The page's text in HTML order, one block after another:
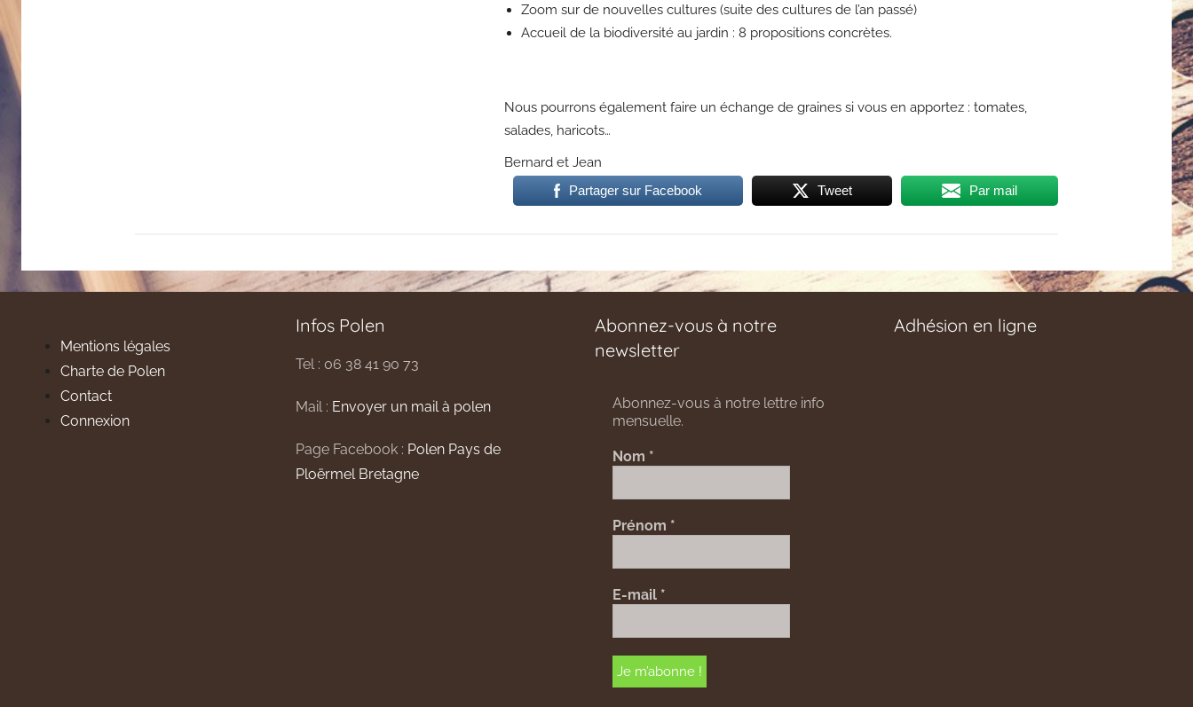
Zoom sur de nouvelles cultures (suite des cultures de l’an passé)
Accueil de la biodiversité au jardin : 8 propositions concrètes.
Nous pourrons également faire un échange de graines si vous en apportez : tomates,
salades, haricots…
Bernard et Jean
Partager sur Facebook Tweet Par mail
Mentions légales
Charte de Polen
Contact
Connexion
Infos Polen
Tel : 06 38 41 90 73
Mail : Envoyer un mail à polen
Page Facebook : Polen Pays de
Ploërmel Bretagne
Abonnez-vous à notre
newsletter
Abonnez-vous à notre lettre info
mensuelle.
Nom *
Prénom *
E-mail *
Adhésion en ligne